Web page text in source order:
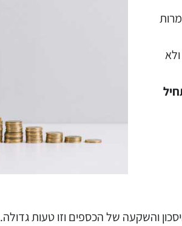
והשקעה של הכספים וזו טעות גדולה.